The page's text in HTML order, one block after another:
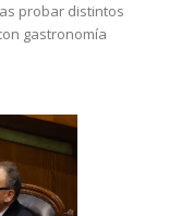
probar distintos
gastronomía